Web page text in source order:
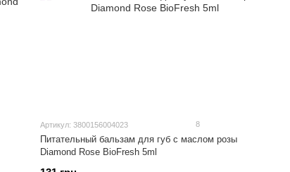
Артикул: 3800156004023 8
Питательный бальзам для губ с маслом розы
Diamond Rose BioFresh 5ml